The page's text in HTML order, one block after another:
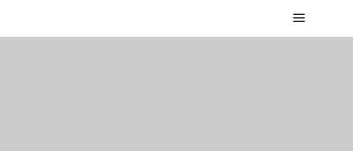
Hlavní